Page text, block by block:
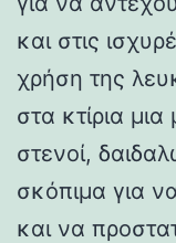
και στις
χρήση της
στα κτίρια
στενοί,
σκόπιμα για
και να